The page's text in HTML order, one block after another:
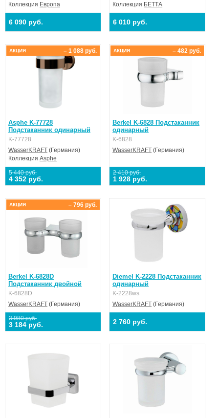
Коллекция Европа
6 090 руб.
Коллекция БЕТТА
6 010 руб.
Asphe K-77728
Подстаканник одинарный
K-77728
WasserKRAFT (Германия)
Коллекция Asphe
5 440 руб.
4 352 руб.
– 1 088 руб.
АКЦИЯ
Berkel K-6828 Подстаканник
одинарный
K-6828
WasserKRAFT (Германия)
2 410 руб.
1 928 руб.
– 482 руб.
АКЦИЯ
Berkel K-6828D
Подстаканник двойной
K-6828D
WasserKRAFT (Германия)
3 980 руб.
3 184 руб.
– 796 руб.
АКЦИЯ
Diemel K-2228 Подстаканник
одинарный
K-2228ws
WasserKRAFT (Германия)
2 760 руб.